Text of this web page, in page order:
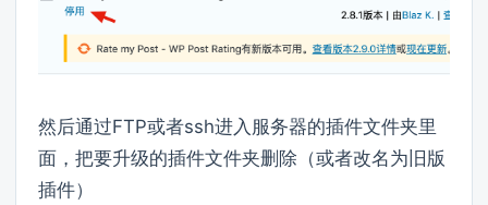
然后通过FTP或者ssh进入服务器的插件文件夹里
面，把要升级的插件文件夹删除（或者改名为旧版
插件）